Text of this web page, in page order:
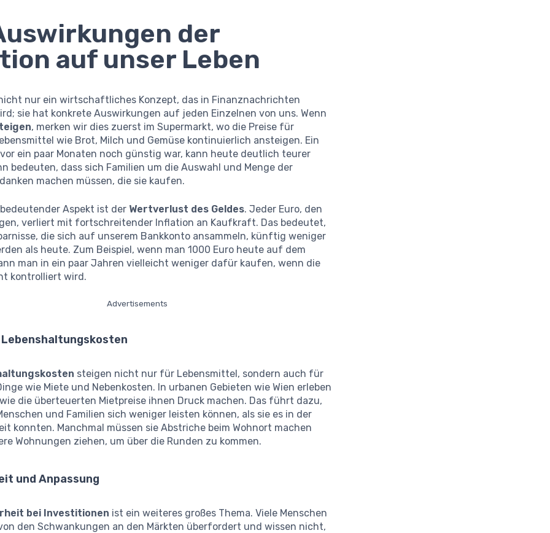
der
auf unser Leben
nur ein wirtschaftliches Konzept, das in Finanznachrichten
sie hat konkrete Auswirkungen auf jeden Einzelnen von uns. Wenn
, merken wir dies zuerst im Supermarkt, wo die Preise für
wie Brot, Milch und Gemüse kontinuierlich ansteigen. Ein
ein paar Monaten noch günstig war, kann heute deutlich teurer
bedeuten, dass sich Familien um die Auswahl und Menge der
machen müssen, die sie kaufen.
Aspekt ist der Wertverlust des Geldes. Jeder Euro, den
verliert mit fortschreitender Inflation an Kaufkraft. Das bedeutet,
die sich auf unserem Bankkonto ansammeln, künftig weniger
als heute. Zum Beispiel, wenn man 1000 Euro heute auf dem
man in ein paar Jahren vielleicht weniger dafür kaufen, wenn die
kontrolliert wird.
Advertisements
steigen nicht nur für Lebensmittel, sondern auch für
wie Miete und Nebenkosten. In urbanen Gebieten wie Wien erleben
die überteuerten Mietpreise ihnen Druck machen. Das führt dazu,
und Familien sich weniger leisten können, als sie es in der
konnten. Manchmal müssen sie Abstriche beim Wohnort machen
Wohnungen ziehen, um über die Runden zu kommen.
und Anpassung
bei Investitionen ist ein weiteres großes Thema. Viele Menschen
den Schwankungen an den Märkten überfordert und wissen nicht,